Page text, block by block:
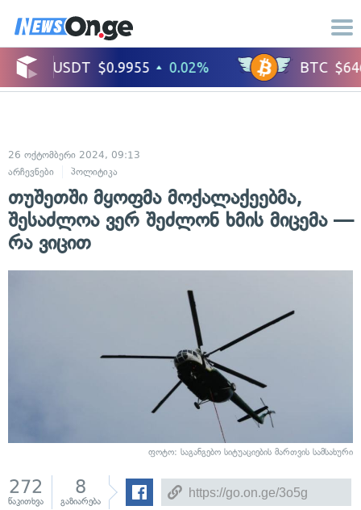
26 ოქტომბერი 2024, 09:13
არჩევნები
პოლიტიკა
თუშეთში მყოფმა მოქალაქეებმა,
შესაძლოა ვერ შეძლონ ხმის მიცემა —
რა ვიცით
ფოტო: საგანგებო სიტუაციების მართვის სამსახური
272
წაკითხვა
8
გაზიარება